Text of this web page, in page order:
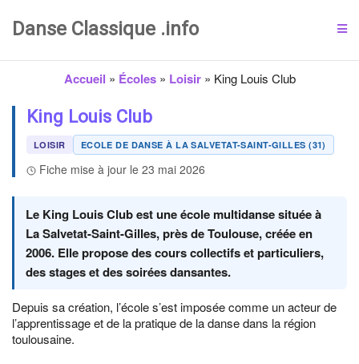
Danse Classique .info
Accueil » Écoles» Loisir» King Louis Club
King Louis Club
LOISIR ECOLE DE DANSE À LA SALVETAT-SAINT-GILLES (31)
Fiche mise à jour le 23 mai 2026
Le King Louis Club est une école multidanse située à
La Salvetat-Saint-Gilles, près de Toulouse, créée en
2006. Elle propose des cours collectifs et particuliers,
des stages et des soirées dansantes.
Depuis sa création, l’école s’est imposée comme un acteur de
l’apprentissage et de la pratique de la danse dans la région
toulousaine.